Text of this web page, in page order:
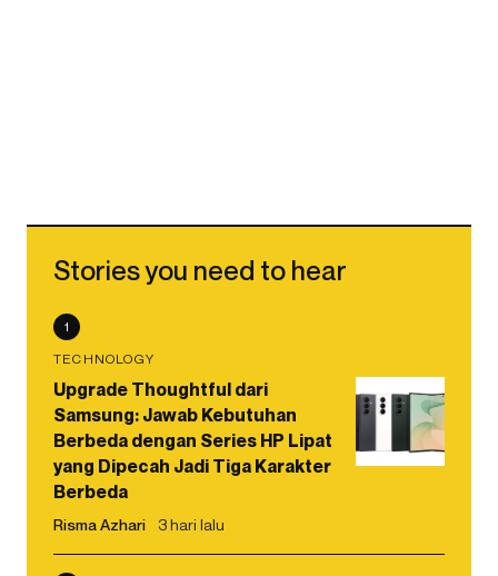
Stories you need to hear
1
TECHNOLOGY
Upgrade Thoughtful dari
Samsung: Jawab Kebutuhan
Berbeda dengan Series HP Lipat
yang Dipecah Jadi Tiga Karakter
Berbeda
Risma Azhari 3 hari lalu